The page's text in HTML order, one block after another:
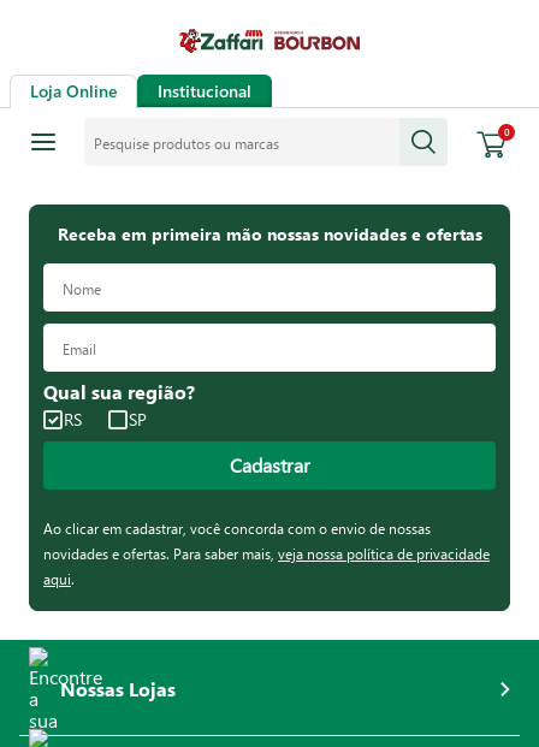
Loja Online Institucional
0
Receba em primeira mão nossas novidades e ofertas
Qual sua região?
RS SP
Cadastrar
Ao clicar em cadastrar, você concorda com o envio de nossas
novidades e ofertas. Para saber mais, veja nossa política de privacidade
aqui.
Nossas Lojas